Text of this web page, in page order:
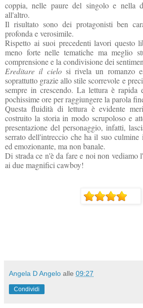
coppia, nelle paure del singolo e nella
all'altro.
Il risultato sono dei protagonisti ben
profonda e verosimile.
Rispetto ai suoi precedenti lavori questo
meno forte nelle tematiche ma meglio
comprensione e la condivisione dei
Ereditare il cielosi rivela un romanzo
soprattutto grazie allo stile scorrevole e
sempre in crescendo. La lettura è rapida
pochissime ore per raggiungere la parola
Questa fluidità di lettura è evidente
costruito la storia in modo scrupoloso e
presentazione del personaggio, infatti,
serrato dell'intreccio che ha il suo
ed emozionante, ma non banale.
Di strada ce n'è da fare e noi non vediamo
ai due magnifici cawboy!
Angela D Angelo alle 09:27
Condividi